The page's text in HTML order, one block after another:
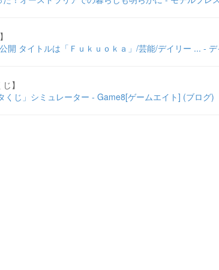
開 タイトルは「Ｆｕｋｕｏｋａ」/芸能/デイリー ... -
】
くじ」シミュレーター - Game8[ゲームエイト] (ブログ)